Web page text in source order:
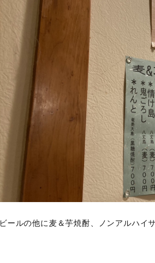
ビールの他に麦＆芋焼酎、ノンアルハイ